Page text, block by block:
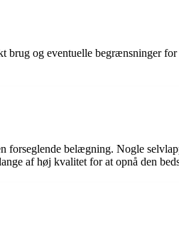
brug og eventuelle begrænsninger
forseglende belægning. Nogle
af høj kvalitet for at opnå den